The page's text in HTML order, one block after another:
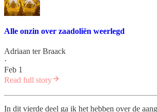
Alle onzin over zaadoliën weerlegd
Adriaan ter Braack
·
Feb 1
Read full story
In dit vierde deel ga ik het hebben over de